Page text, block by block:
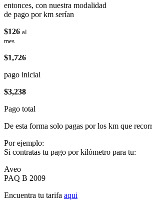
entonces, con nuestra modalidad
de pago por km serían
$126 al
mes
$1,726
pago inicial
$3,238
Pago total
De esta forma solo pagas por los km que
Por ejemplo:
Si contratas tu pago por kilómetro para tu:
Aveo
PAQ B 2009
Encuentra tu tarifa aqui